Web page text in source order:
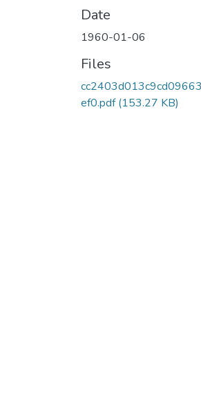
Date
1960-01-06
Files
ef0.pdf(153.27 KB)